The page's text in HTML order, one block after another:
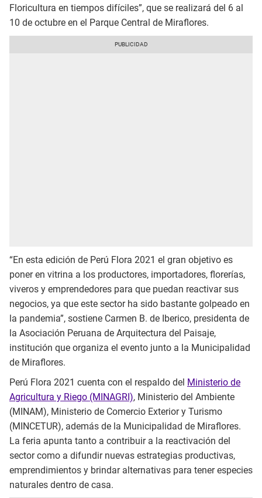
Floricultura en tiempos difíciles”, que se realizará del 6 al
10 de octubre en el Parque Central de Miraflores.
“En esta edición de Perú Flora 2021 el gran objetivo es
poner en vitrina a los productores, importadores, florerías,
viveros y emprendedores para que puedan reactivar sus
negocios, ya que este sector ha sido bastante golpeado en
la pandemia”, sostiene Carmen B. de Iberico, presidenta de
la Asociación Peruana de Arquitectura del Paisaje,
institución que organiza el evento junto a la Municipalidad
de Miraflores.
Perú Flora 2021 cuenta con el respaldo del Ministerio de
Agricultura y Riego (MINAGRI), Ministerio del Ambiente
(MINAM), Ministerio de Comercio Exterior y Turismo
(MINCETUR), además de la Municipalidad de Miraflores.
La feria apunta tanto a contribuir a la reactivación del
sector como a difundir nuevas estrategias productivas,
emprendimientos y brindar alternativas para tener especies
naturales dentro de casa.